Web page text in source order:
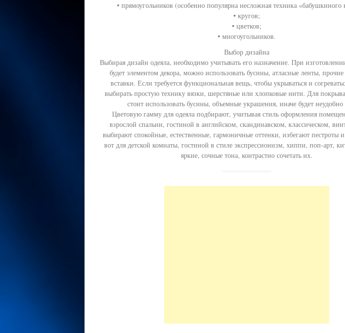
• прямоугольников (особенно популярна несложная техника «бабушкиного
• кругов;
• цветков;
• многоугольников.
Выбор дизайна
Выбирая дизайн одеяла, необходимо учитывать его назначение. При
будет элементом декора, можно использовать бусины, атласные ленты,
вставки. Если требуется функциональная вещь, чтобы укрываться и
выбирать простую технику вязки, шерстяные или хлопковые нити. Для
стоит использовать бусины, объемные украшения, иначе будет неудобно
Цветовую гамму для одеяла подбирают, учитывая стиль оформления
взрослой спальни, гостиной в английском, скандинавском, классическом,
выбирают спокойные, естественные, гармоничные оттенки, избегают пестроты
вот для детской комнаты, гостиной в стиле экспрессионизм, хиппи, поп-арт,
яркие, сочные тона, контрастно сочетать их.